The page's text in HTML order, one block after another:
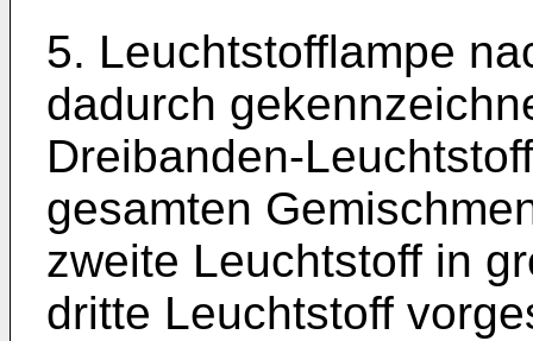
5. Leuchtstofflampe
dadurch
Dreibanden-
gesamten
zweite Leuchtstoff in
dritte Leuchtstoff